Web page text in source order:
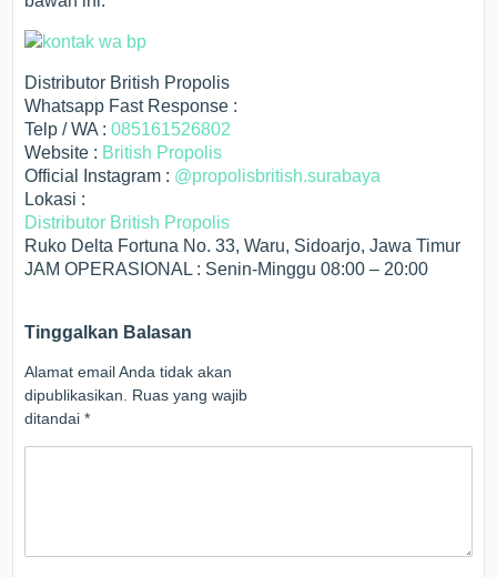
Distributor British Propolis
Whatsapp Fast Response :
Telp / WA :085161526802
Website : British Propolis
Official Instagram : @propolisbritish.surabaya
Lokasi :
Distributor British Propolis
Ruko Delta Fortuna No. 33, Waru, Sidoarjo, Jawa Timur
JAM OPERASIONAL : Senin-Minggu 08:00 – 20:00
Tinggalkan Balasan
Alamat email Anda tidak akan
dipublikasikan.
Ruas yang wajib
ditandai*